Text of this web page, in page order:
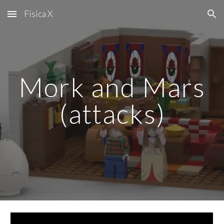
Skip to main content Skip to navigation
Fisica X
Mork and Mars
(attacks)